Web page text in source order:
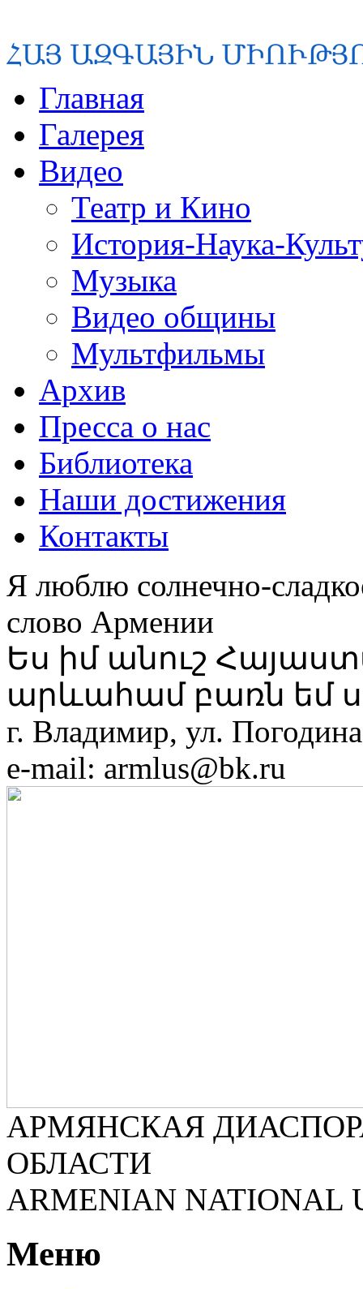
Главная
Галерея
Видео
Театр и Кино
История-Наука-
Музыка
Видео общины
Мультфильмы
Архив
Пресса о нас
Библиотека
Наши достижения
Контакты
Я люблю солнечно-
слово Армении
Ես իմ անուշ
արևահամ բառն եմ
г. Владимир, ул.
e-mail: armlus@bk.ru
АРМЯНСКАЯ
ОБЛАСТИ
ARMENIAN NATIONAL
Меню